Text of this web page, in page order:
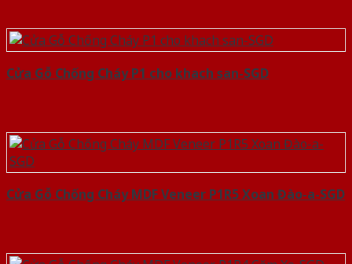
Cửa Gỗ Chống Cháy P1 cho khach san-SGD
Cửa Gỗ Chống Cháy MDF Veneer P1R5 Xoan Đào-a-SGD